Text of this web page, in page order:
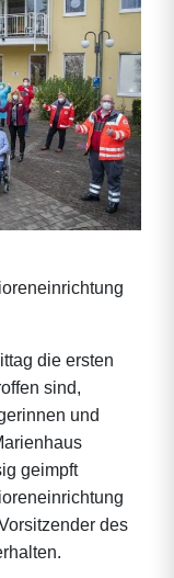
die ersten
sind,
und
geimpft
des